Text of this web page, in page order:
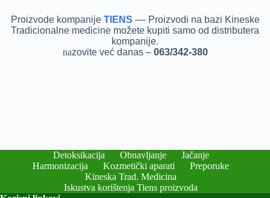
Proizvode kompanije TIENS –– Proizvodi na bazi Kineske
Tradicionalne medicine možete kupiti samo od distributera
kompanije.
nazovite već danas –063/342-380
Detoksikacija Obnavljanje
Jačanje
Harmonizacija
Kozmetički aparati
Preporuke
Kineska Trad. Medicina
Iskustva korištenja Tiens proizvoda